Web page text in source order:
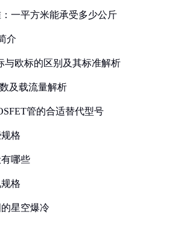
一平方米能承受多少公斤
介
与欧标的区别及其标准解析
及载流量解析
管的合适替代型号
格
哪些
格
星空爆冷